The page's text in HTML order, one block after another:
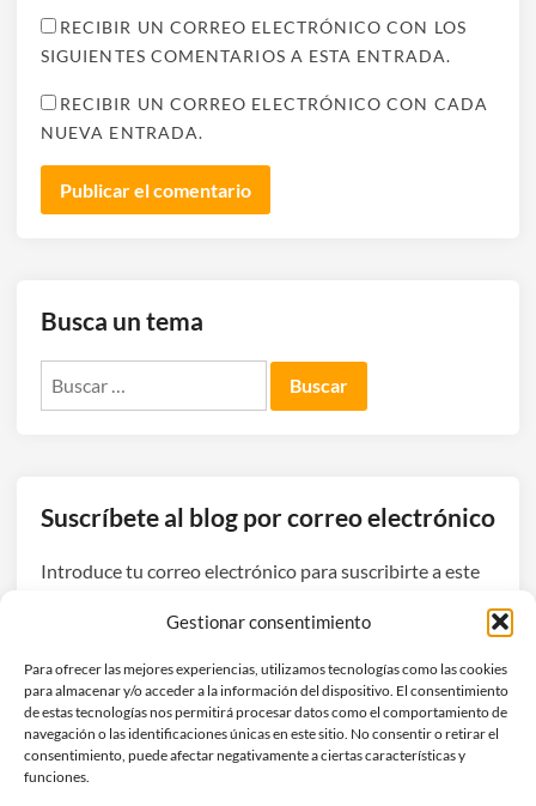
Gestionar consentimiento
Para ofrecer las mejores experiencias, utilizamos tecnologías como las cookies
para almacenar y/o acceder a la información del dispositivo. El consentimiento
de estas tecnologías nos permitirá procesar datos como el comportamiento de
navegación o las identificaciones únicas en este sitio. No consentir o retirar el
consentimiento, puede afectar negativamente a ciertas características y
funciones.
RECIBIR UN CORREO ELECTRÓNICO CON LOS
SIGUIENTES COMENTARIOS A ESTA ENTRADA.
RECIBIR UN CORREO ELECTRÓNICO CON CADA
NUEVA ENTRADA.
Busca un tema
Suscríbete al blog por correo electrónico
Introduce tu correo electrónico para suscribirte a este
de
correo
electrónico
Suscribirse